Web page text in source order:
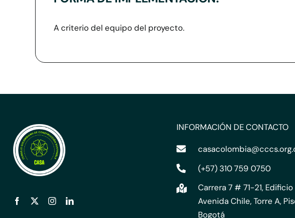
A criterio del equipo del proyecto.
INFORMACIÓN DE CONTACTO
(+57) 310 759 0750
Carrera 7 # 71-21, Edificio
Avenida Chile, Torre A,
Bogotá